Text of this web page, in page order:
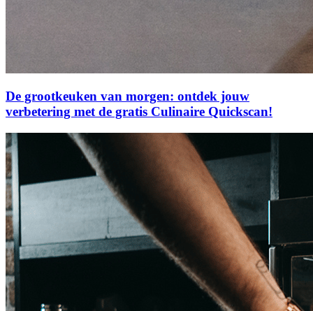
De grootkeuken van morgen: ontdek jouw
verbetering met de gratis Culinaire Quickscan!